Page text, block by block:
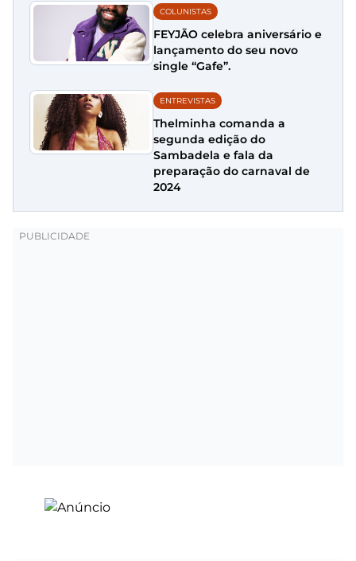
COLUNISTAS
FEYJÃO celebra aniversário e
lançamento do seu novo
single “Gafe”.
ENTREVISTAS
Thelminha comanda a
segunda edição do
Sambadela e fala da
preparação do carnaval de
2024